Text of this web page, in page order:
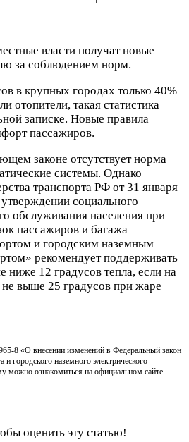
власти получат новые
за соблюдением норм.
в крупных городах только 40%
отопители, такая статистика
записке. Новые правила
пассажиров.
законе отсутствует норма
системы. Однако
транспорта РФ от 31 января
социального
обслуживания населения при
пассажиров и багажа
и городским наземным
рекомендует поддерживать
ниже 12 градусов тепла, если на
выше 25 градусов при жаре
8 «О внесении изменений в Федеральный закон
и городского наземного электрического
можно ознакомиться на официальном сайте
оценить эту статью!